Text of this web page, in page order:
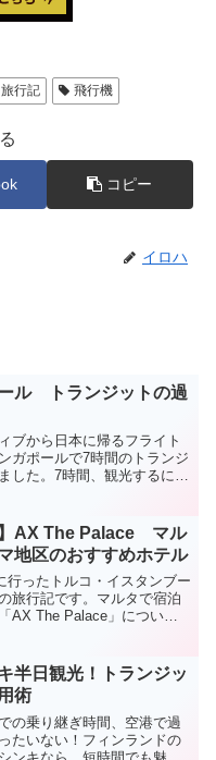
行記 飛行機
コピー
イロハ
ル トランジットの過
ブから日本に帰るフライト
ガポールで7時間のトランジ
した。7時間、観光するには
ジットの有効な時間の過ご
します。...
】AX The Palace マル
地区のおすすめホテル
行ったトルコ・イスタンブー
旅行記です。マルタで宿泊
AX The Palace」について
半日観光！トランジッ
術
の乗り継ぎ時間、空港で過
たいない！フィンランドの